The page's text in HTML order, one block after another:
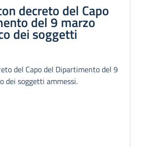
decreto del Capo
del 9 marzo
dei soggetti
del Capo del Dipartimento del 9
dei soggetti ammessi.